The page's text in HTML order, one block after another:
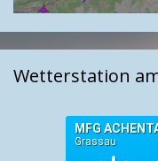
Wetterstation